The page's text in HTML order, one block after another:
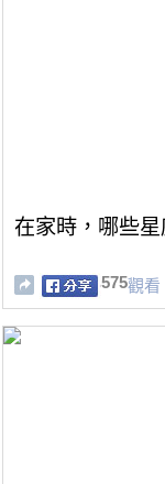
在家時，哪些
575觀看